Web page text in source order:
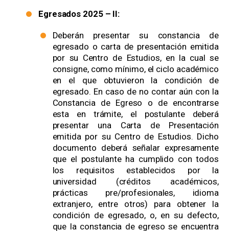
Egresados 2025 – II:
Deberán presentar su constancia de
egresado o carta de presentación emitida
por su Centro de Estudios, en la cual se
consigne, como mínimo, el ciclo académico
en el que obtuvieron la condición de
egresado. En caso de no contar aún con la
Constancia de Egreso o de encontrarse
esta en trámite, el postulante deberá
presentar una Carta de Presentación
emitida por su Centro de Estudios. Dicho
documento deberá señalar expresamente
que el postulante ha cumplido con todos
los requisitos establecidos por la
universidad (créditos académicos,
prácticas pre/profesionales, idioma
extranjero, entre otros) para obtener la
condición de egresado, o, en su defecto,
que la constancia de egreso se encuentra